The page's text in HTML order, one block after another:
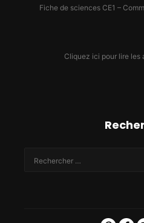
Fiche de sciences CE1 –
Cliquez ici pour lire les